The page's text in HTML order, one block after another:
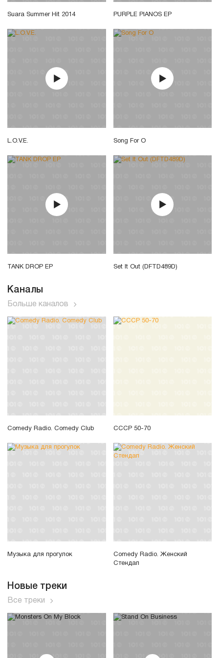
Suara Summer Hit 2014 PURPLE PIANOS EP
L.O.V.E. Song For O
TANK DROP EP Set It Out (DFTD489D)
Каналы
Больше каналов
Comedy Radio. Comedy Club СССР 50-70
Музыка для прогулок
Comedy Radio. Женский
Стендап
Новые треки
Все треки